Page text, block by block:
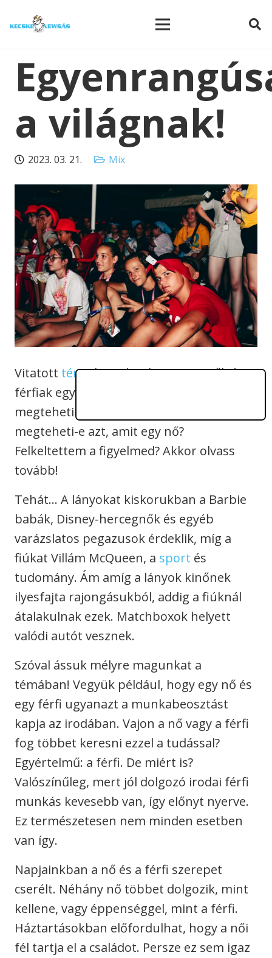
a világnak!
2023. 03. 21. Mix
Vitatott témakövetkezik. Vajon a nők és a
férfiak egyenrangúak? Vajon egy nő
megteheti-e azt, amit egy férfi? Egy férfi
megteheti-e azt, amit egy nő?
Felkeltettem a figyelmed? Akkor olvass
tovább!
Tehát… A lányokat kiskorukban a Barbie
babák, Disney-hercegnők és egyéb
varázslatos pegazusok érdeklik, míg a
fiúkat Villám McQueen, a sport és
tudomány. Ám amíg a lányok kinőnek
ilyesfajta rajongásukból, addig a fiúknál
átalakulnak ezek. Matchboxok helyett
valódi autót vesznek.
Szóval ássuk mélyre magunkat a
témában! Vegyük például, hogy egy nő és
egy férfi ugyanazt a munkabeosztást
kapja az irodában. Vajon a nő vagy a férfi
fog többet keresni ezzel a tudással?
Egyértelmű: a férfi. De miért is?
Valószínűleg, mert jól dolgozó irodai férfi
munkás kevesebb van, így előnyt nyerve.
Ez természetesen nem minden esetben
van így.
Napjainkban a nő és a férfi szerepet
cserélt. Néhány nő többet dolgozik, mint
kellene, vagy éppenséggel, mint a férfi.
Háztartásokban előfordulhat, hogy a női
fél tartja el a családot. Persze ez sem igaz